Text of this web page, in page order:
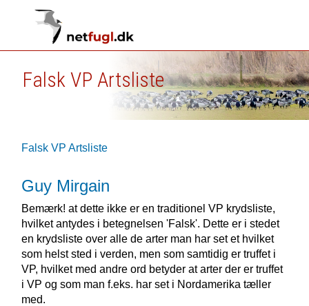
Falsk VP Artsliste
Falsk VP Artsliste
Guy Mirgain
Bemærk! at dette ikke er en traditionel VP krydsliste,
hvilket antydes i betegnelsen 'Falsk'. Dette er i stedet
en krydsliste over alle de arter man har set et hvilket
som helst sted i verden, men som samtidig er truffet i
VP, hvilket med andre ord betyder at arter der er truffet
i VP og som man f.eks. har set i Nordamerika tæller
med.